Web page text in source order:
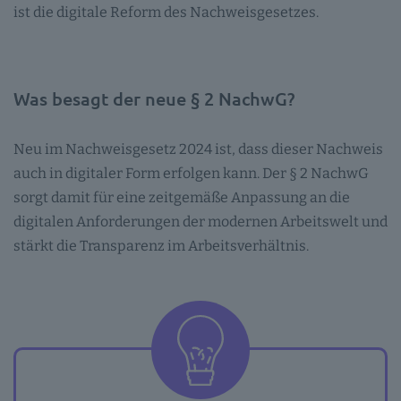
ist die digitale Reform des Nachweisgesetzes.
Was besagt der neue § 2 NachwG?
Neu im Nachweisgesetz 2024 ist, dass dieser Nachweis
auch in digitaler Form erfolgen kann. Der § 2 NachwG
sorgt damit für eine zeitgemäße Anpassung an die
digitalen Anforderungen der modernen Arbeitswelt und
stärkt die Transparenz im Arbeitsverhältnis.